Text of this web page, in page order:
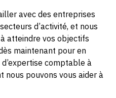
avec des entreprises
d’activité, et nous
atteindre vos objectifs
maintenant pour en
comptable à
nous pouvons vous aider à